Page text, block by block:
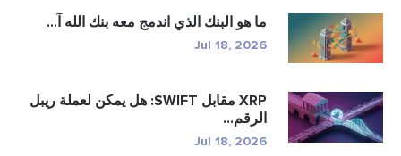
ما هو البنك الذي اندمج معه بنك الله آ...
Jul 18, 2026
XRP مقابل SWIFT: هل يمكن لعملة ريبل
الرقم...
Jul 18, 2026